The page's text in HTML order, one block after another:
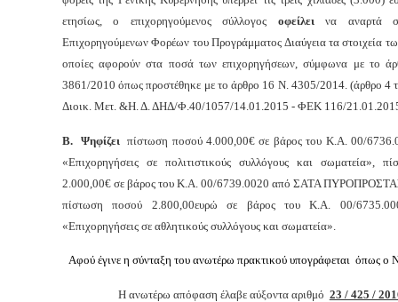
ετησίως, ο επιχορηγούμενος σύλλογος οφείλεινα αναρτά
Επιχορηγούμενων Φορέων του Προγράμματος Διαύγεια τα στοιχεία
οποίες αφορούν στα ποσά των επιχορηγήσεων, σύμφωνα με το
3861/2010 όπως προστέθηκε με το άρθρο 16 Ν. 4305/2014. (άρθρο 4
Διοικ. Μετ. &Η. Δ. ΔΗΔ/Φ.40/1057/14.01.2015 - ΦΕΚ 116/21.01.2015
Β. Ψηφίζει πίστωση ποσού 4.000,00€ σε βάρος του Κ.Α. 00/
«Επιχορηγήσεις σε πολιτιστικούς συλλόγους και σωματεία»,
2.000,00€ σε βάρος του Κ.Α. 00/6739.0020 από ΣΑΤΑ
πίστωση ποσού 2.800,00ευρώ σε βάρος του Κ.Α. 00/
«Επιχορηγήσεις σε αθλητικούς συλλόγους και σωματεία».
Αφού έγινε η σύνταξη του ανωτέρω πρακτικού υπογράφεται όπως ο
Η ανωτέρω απόφαση έλαβε αύξοντα αριθμό 23 / 425 /